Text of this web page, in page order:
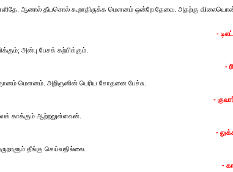
ஆனால் தீயசொல் கூறாதிருக்க மெளனம் ஒன்றே தேவை. அதற்கு
-
அன்பு பேசக் கற்பிக்கும்.
-
மெளனம். அறிஞனின் பெரிய சோதனை பேச்சு.
-
காக்கும் ஆற்றலுள்ளவன்.
-
தீங்கு செய்வதில்லை.
-